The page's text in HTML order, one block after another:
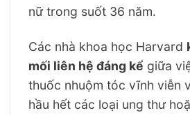
nữ trong suốt 36 năm.
Các nhà khoa học Harvard
mối liên hệ đáng kể giữa
thuốc nhuộm tóc vĩnh viễn
hầu hết các loại ung thư